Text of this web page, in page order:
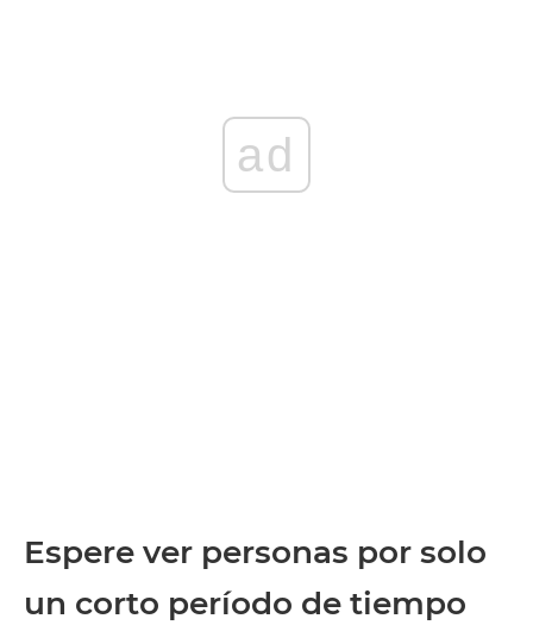
ad
Espere ver personas por solo
un corto período de tiempo